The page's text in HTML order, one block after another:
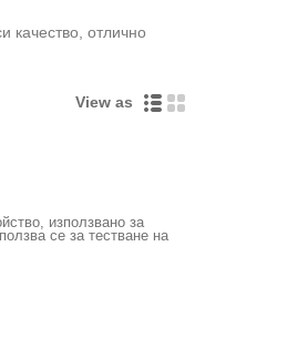
качество, отлично
View as
използвано за
се за тестване на